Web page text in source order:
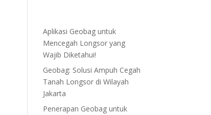
Aplikasi Geobag untuk
Mencegah Longsor yang
Wajib Diketahui!
Geobag: Solusi Ampuh Cegah
Tanah Longsor di Wilayah
Jakarta
Penerapan Geobag untuk